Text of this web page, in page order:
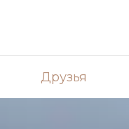
Друзья